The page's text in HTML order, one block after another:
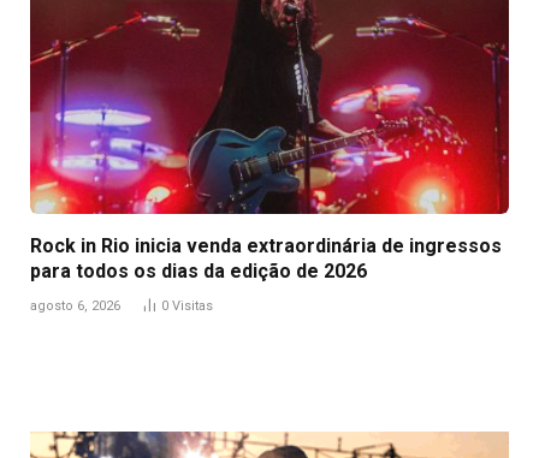
Rock in Rio inicia venda extraordinária de ingressos
para todos os dias da edição de 2026
agosto 6, 2026 0 Visitas